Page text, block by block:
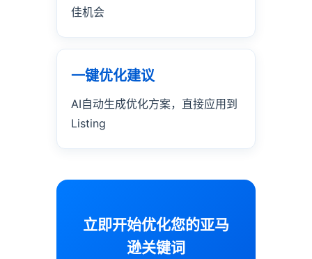
佳机会
一键优化建议
AI自动生成优化方案，直接应用到
Listing
立即开始优化您的亚马
逊关键词